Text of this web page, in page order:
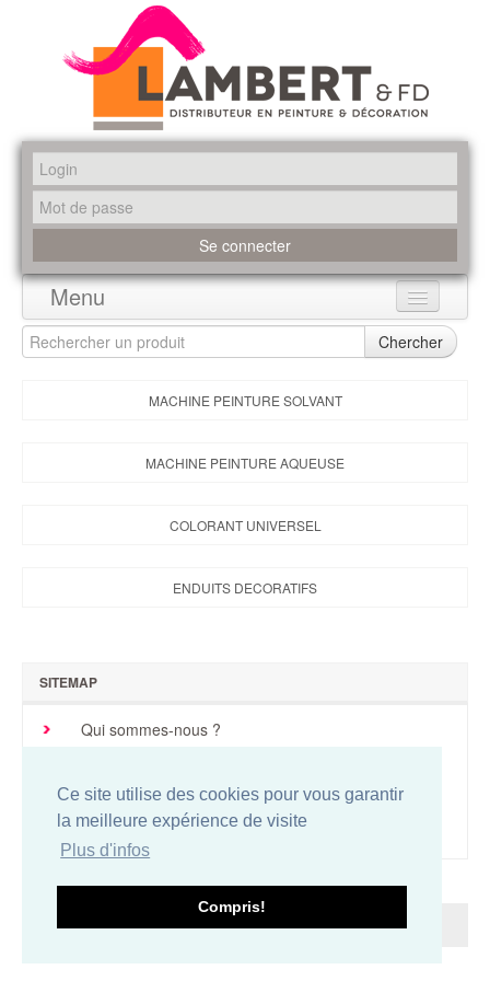
Ce site utilise des cookies pour vous garantir
la meilleure expérience de visite
Plus d'infos
Compris!
Menu
Accueil
Promotions
Chercher
MACHINE PEINTURE SOLVANT
MACHINE PEINTURE AQUEUSE
COLORANT UNIVERSEL
ENDUITS DECORATIFS
SITEMAP
Qui sommes-nous ?
Plan du site
Conditions de vente
Mentions légales
Easy-concept.com